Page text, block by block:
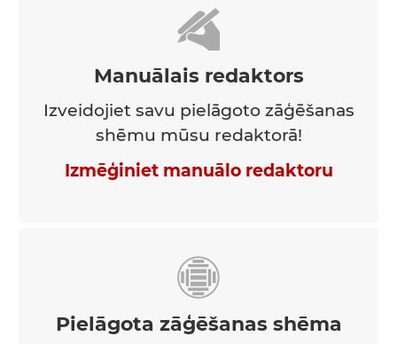
Manuālais redaktors
Izveidojiet savu pielāgoto zāģēšanas
shēmu mūsu redaktorā!
Izmēģiniet manuālo redaktoru
Pielāgota zāģēšanas shēma